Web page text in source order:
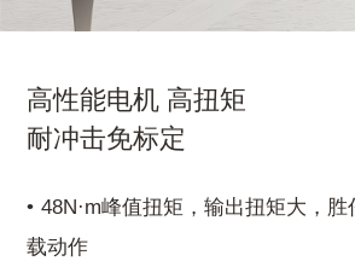
高性能电机 高扭矩
耐冲击免标定
48N·m峰值扭矩，输出扭矩大，
载动作